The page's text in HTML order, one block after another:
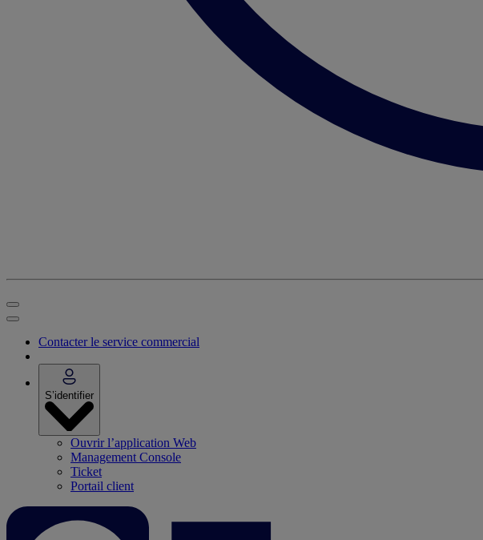
Contacter le service commercial
S’identifier
Ouvrir l’application Web
Management Console
Ticket
Portail client